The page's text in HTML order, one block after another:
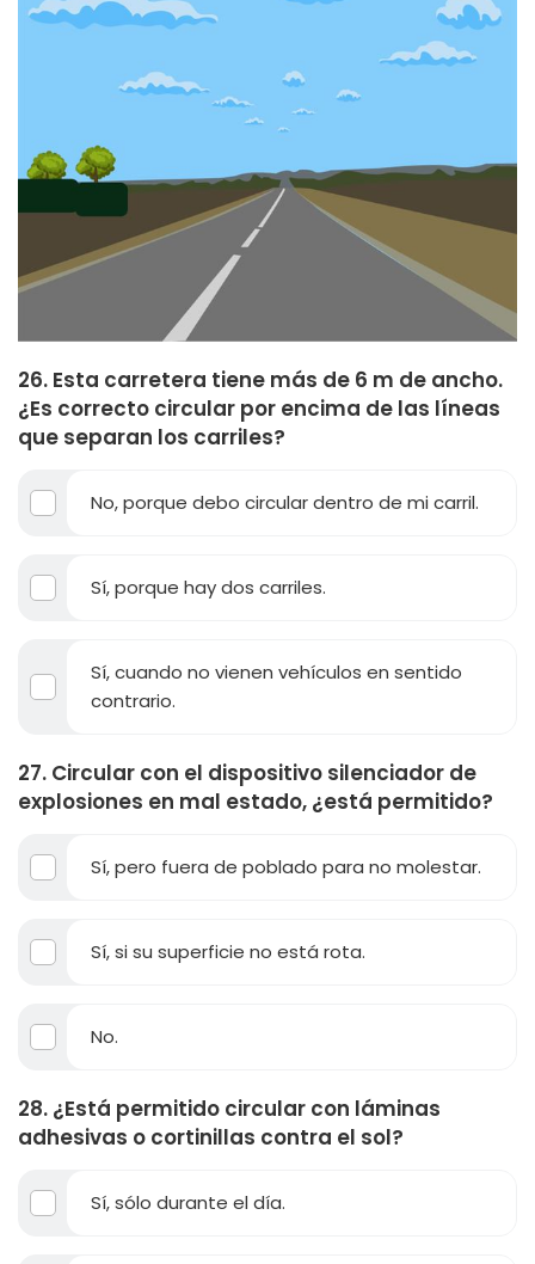
26. Esta carretera tiene más de 6 m de ancho.
¿Es correcto circular por encima de las líneas
que separan los carriles?
No, porque debo circular dentro de mi carril.
Sí, porque hay dos carriles.
Sí, cuando no vienen vehículos en sentido
contrario.
27. Circular con el dispositivo silenciador de
explosiones en mal estado, ¿está permitido?
Sí, pero fuera de poblado para no molestar.
Sí, si su superficie no está rota.
No.
28. ¿Está permitido circular con láminas
adhesivas o cortinillas contra el sol?
Sí, sólo durante el día.